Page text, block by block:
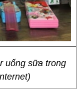
uống sữa trong